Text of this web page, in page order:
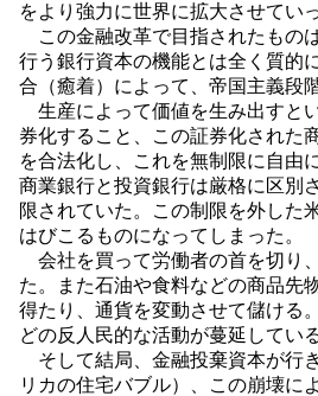
をより強力に世界に拡大させていっ
この金融改革で目指されたもの
行う銀行資本の機能とは全く質的
合（癒着）によって、帝国主義段
生産によって価値を生み出すと
券化すること、この証券化された
を合法化し、これを無制限に自由
商業銀行と投資銀行は厳格に区別
限されていた。この制限を外した
はびこるものになってしまった。
会社を買って労働者の首を切り
た。また石油や食料などの商品先
得たり、通貨を変動させて儲ける
どの反人民的な活動が蔓延している
そして結局、金融投棄資本が行
リカの住宅バブル）、この崩壊に